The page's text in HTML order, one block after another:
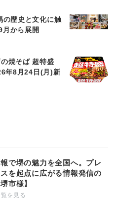
の歴史と文化に触
月から展開
の焼そば 超特盛
年8月24日(月)新
で堺の魅力を全国へ。プレ
を起点に広がる情報発信の
市様】
を見る